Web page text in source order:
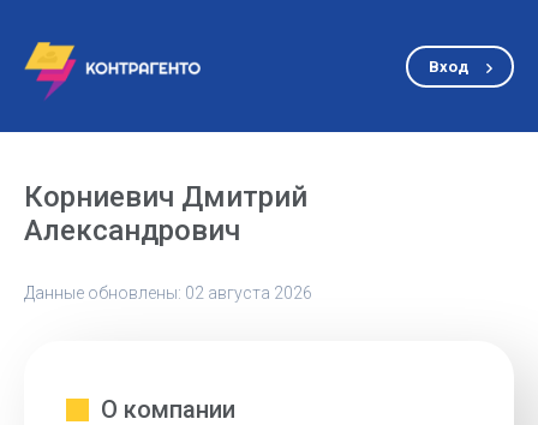
Вход
Корниевич Дмитрий
Александрович
Данные обновлены: 02 августа 2026
О компании